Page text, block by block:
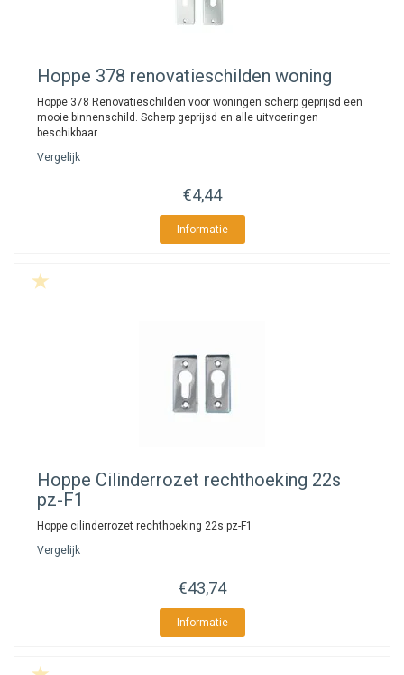
Hoppe 378 renovatieschilden woning
Hoppe 378 Renovatieschilden voor woningen scherp geprijsd een
mooie binnenschild. Scherp geprijsd en alle uitvoeringen
beschikbaar.
Vergelijk
€4,44
Informatie
Hoppe Cilinderrozet rechthoeking 22s
pz-F1
Hoppe cilinderrozet rechthoeking 22s pz-F1
Vergelijk
€43,74
Informatie